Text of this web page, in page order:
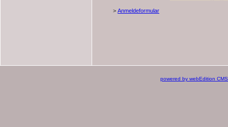
> Anmeldeformular
powered by webEdition CMS